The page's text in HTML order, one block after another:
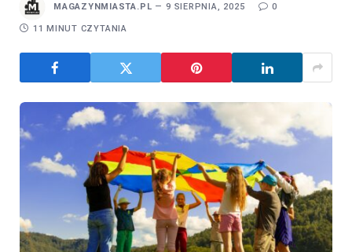
MAGAZYNMIASTA.PL 9 SIERPNIA, 2025 0
11 MINUT CZYTANIA